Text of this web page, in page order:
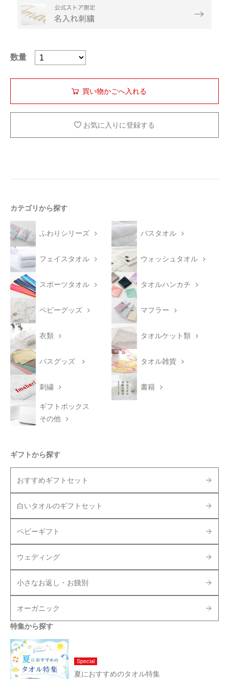
数量
お気に入りに登録する
カテゴリから探す
ふわりシリーズ バスタオル
フェイスタオル ウォッシュタオル
スポーツタオル タオルハンカチ
ベビーグッズ マフラー
衣類 タオルケット類
バスグッズ タオル雑貨
刺繍 書籍
ギフトボックス
その他
ギフトから探す
おすすめギフトセット
白いタオルのギフトセット
ベビーギフト
ウェディング
小さなお返し・お餞別
オーガニック
特集から探す
Special
夏におすすめのタオル特集